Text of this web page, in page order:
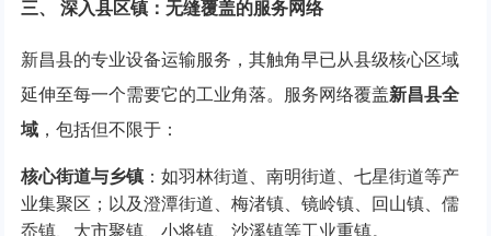
三、 深入县区镇：无缝覆盖的服务网络
新昌县的专业设备运输服务，其触角早已从县级核心区域
延伸至每一个需要它的工业角落。服务网络覆盖新昌县全
域 ，包括但不限于：
核心街道与乡镇 ：如羽林街道、南明街道、七星街道等产
业集聚区；以及澄潭街道、梅渚镇、镜岭镇、回山镇、儒
岙镇、大市聚镇、小将镇、沙溪镇等工业重镇。